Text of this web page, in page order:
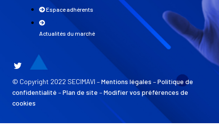
Espace adhérents
Actualités du marché
© Copyright 2022 SECIMAVI –Mentions légales –Politique de
confidentialité –Plan de site –Modifier vos préférences de
cookies